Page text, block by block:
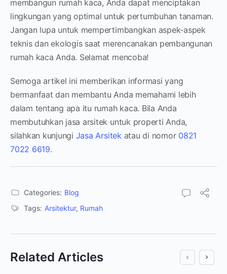
membangun rumah kaca, Anda dapat menciptakan
lingkungan yang optimal untuk pertumbuhan tanaman.
Jangan lupa untuk mempertimbangkan aspek-aspek
teknis dan ekologis saat merencanakan pembangunan
rumah kaca Anda. Selamat mencoba!
Semoga artikel ini memberikan informasi yang
bermanfaat dan membantu Anda memahami lebih
dalam tentang apa itu rumah kaca. Bila Anda
membutuhkan jasa arsitek untuk properti Anda,
silahkan kunjungi Jasa Arsitek atau di nomor 0821
7022 6619.
Categories: Blog
Tags: Arsitektur, Rumah
Related Articles